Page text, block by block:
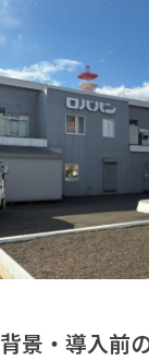
背景・導入前